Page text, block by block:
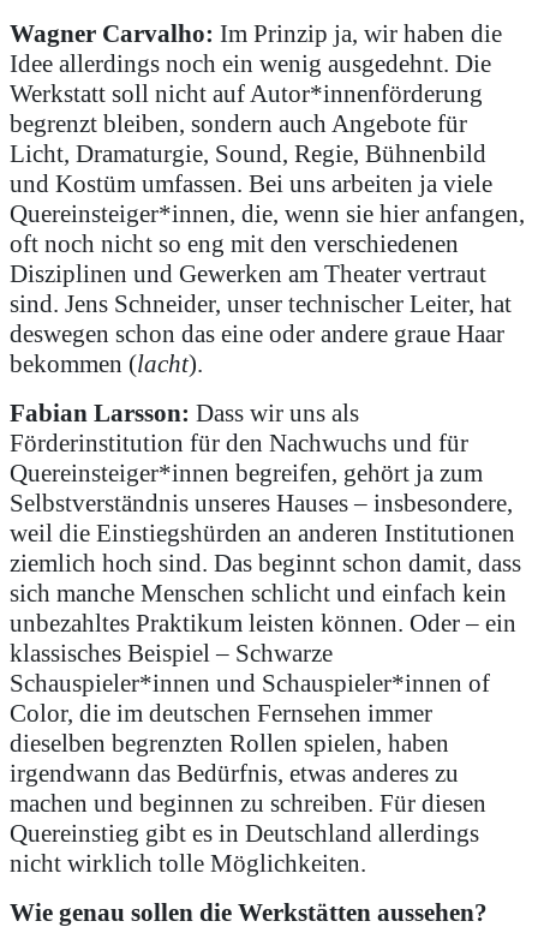
Wagner Carvalho: Im Prinzip ja, wir haben die
Idee allerdings noch ein wenig ausgedehnt. Die
Werkstatt soll nicht auf Autor*innenförderung
begrenzt bleiben, sondern auch Angebote für
Licht, Dramaturgie, Sound, Regie, Bühnenbild
und Kostüm umfassen. Bei uns arbeiten ja viele
Quereinsteiger*innen, die, wenn sie hier anfangen,
oft noch nicht so eng mit den verschiedenen
Disziplinen und Gewerken am Theater vertraut
sind. Jens Schneider, unser technischer Leiter, hat
deswegen schon das eine oder andere graue Haar
bekommen (lacht).
Fabian Larsson: Dass wir uns als
Förderinstitution für den Nachwuchs und für
Quereinsteiger*innen begreifen, gehört ja zum
Selbstverständnis unseres Hauses – insbesondere,
weil die Einstiegshürden an anderen Institutionen
ziemlich hoch sind. Das beginnt schon damit, dass
sich manche Menschen schlicht und einfach kein
unbezahltes Praktikum leisten können. Oder – ein
klassisches Beispiel – Schwarze
Schauspieler*innen und Schauspieler*innen of
Color, die im deutschen Fernsehen immer
dieselben begrenzten Rollen spielen, haben
irgendwann das Bedürfnis, etwas anderes zu
machen und beginnen zu schreiben. Für diesen
Quereinstieg gibt es in Deutschland allerdings
nicht wirklich tolle Möglichkeiten.
Wie genau sollen die Werkstätten aussehen?